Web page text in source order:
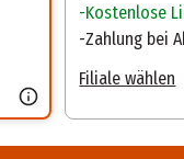
Kostenlose
Zahlung bei
Filiale wählen